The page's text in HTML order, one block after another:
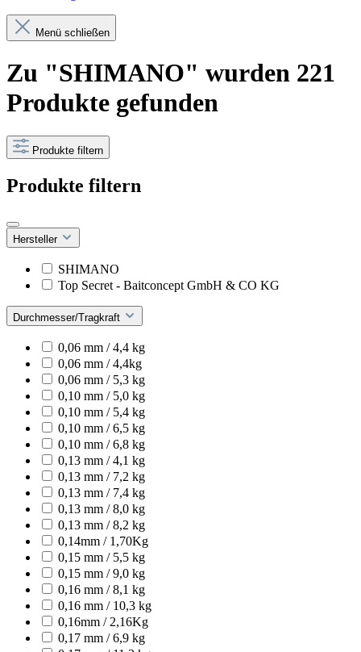
Menü schließen
Zu "SHIMANO" wurden 221
Produkte gefunden
Produkte filtern
Produkte filtern
Hersteller
SHIMANO
Top Secret - Baitconcept GmbH & CO KG
Durchmesser/Tragkraft
0,06 mm / 4,4 kg
0,06 mm / 4,4kg
0,06 mm / 5,3 kg
0,10 mm / 5,0 kg
0,10 mm / 5,4 kg
0,10 mm / 6,5 kg
0,10 mm / 6,8 kg
0,13 mm / 4,1 kg
0,13 mm / 7,2 kg
0,13 mm / 7,4 kg
0,13 mm / 8,0 kg
0,13 mm / 8,2 kg
0,14mm / 1,70Kg
0,15 mm / 5,5 kg
0,15 mm / 9,0 kg
0,16 mm / 8,1 kg
0,16 mm / 10,3 kg
0,16mm / 2,16Kg
0,17 mm / 6,9 kg